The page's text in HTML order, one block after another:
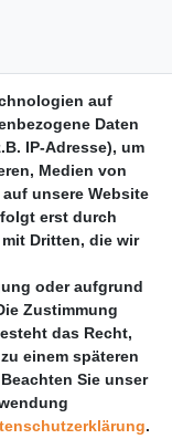
auf
Daten
IP-Adresse), um
Medien von
unsere Website
erst durch
Dritten, die wir
oder aufgrund
Zustimmung
das Recht,
einem späteren
Sie unser
.